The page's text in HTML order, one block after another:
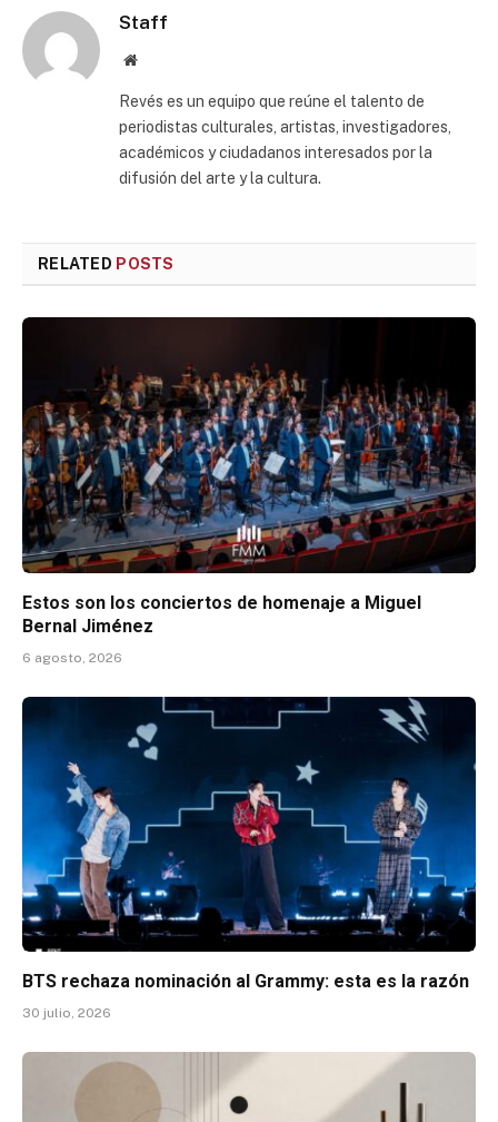
Staff
Website
Revés es un equipo que reúne el talento de
periodistas culturales, artistas, investigadores,
académicos y ciudadanos interesados por la
difusión del arte y la cultura.
RELATED POSTS
Estos son los conciertos de homenaje a Miguel
Bernal Jiménez
6 agosto, 2026
BTS rechaza nominación al Grammy: esta es la razón
30 julio, 2026